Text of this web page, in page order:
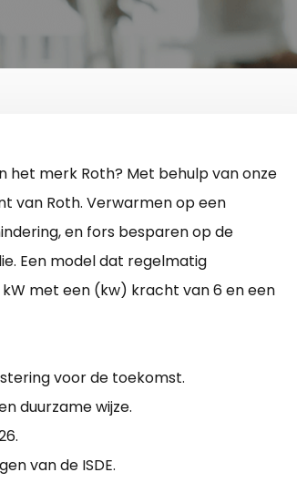
merk Roth? Met behulp van onze
van Roth. Verwarmen op een
en fors besparen op de
Een model dat regelmatig
met een (kw) kracht van 6 en een
voor de toekomst.
duurzame wijze.
van de ISDE.